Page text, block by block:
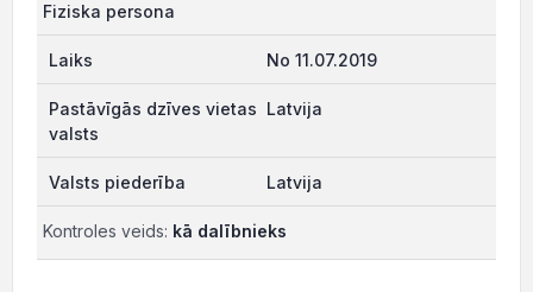
Fiziska persona
No 11.07.2019
Latvija
Latvija
Kontroles veids: kā dalībnieks